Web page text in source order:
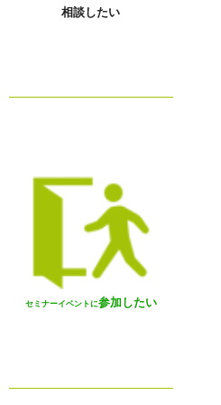
相談したい
セミナーイベントに参加したい